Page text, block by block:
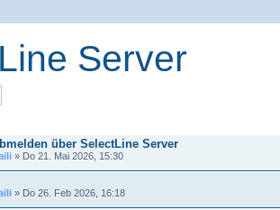
Server
über SelectLine Server
» Do 21. Mai 2026, 15:30
» Do 26. Feb 2026, 16:18